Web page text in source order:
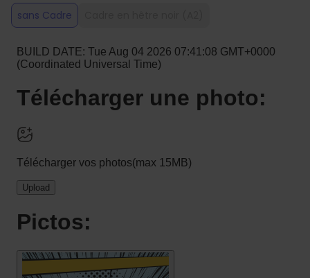
sans Cadre